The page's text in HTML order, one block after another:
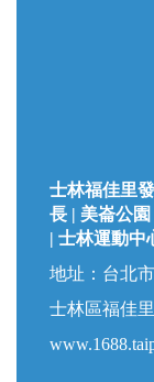
士林福佳里
長 | 美崙公
| 士林運動中
地址：台北
士林區福佳